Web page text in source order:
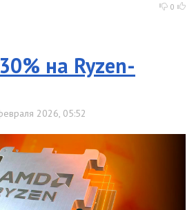
0
на Ryzen-
2026, 05:52